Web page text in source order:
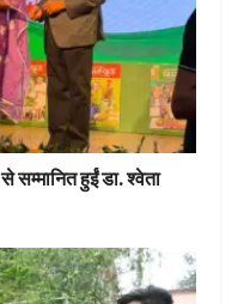
सम्मानित हुईं डा. श्वेता